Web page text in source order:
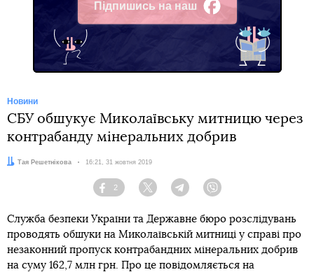
Підпишись на наш
Facebook
Новини
СБУ обшукує Миколаївську митницю через
контрабанду мінеральних добрив
Автор:
Тая Решетнікова Дата:
16:21, 31 жовтня 2019
Facebook
2
Twitter TelegramViber
Служба безпеки України та Державне бюро розслідувань
проводять обшуки на Миколаївській митниці у справі про
незаконний пропуск контрабандних мінеральних добрив
на суму 162,7 млн грн. Про це повідомляється на